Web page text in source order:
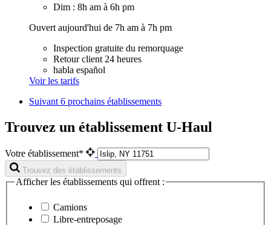
Dim : 8h am à 6h pm
Ouvert aujourd'hui de 7h am à 7h pm
Inspection gratuite du remorquage
Retour client 24 heures
habla español
Voir les tarifs
Suivant6 prochains établissements
Trouvez un établissement U-Haul
Votre établissement*
Trouvez des établissements
Afficher les établissements qui offrent :
Camions
Libre-entreposage